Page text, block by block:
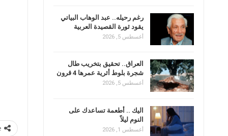
رغم رحيله.. عبد الوهاب البياتي
يقود ثورة القصيدة العربية
أغسطس 5, 2026
العراق.. تحقيق بتخريب طال
شجرة بلوط أثرية عمرها 4 قرون
أغسطس 5, 2026
اليك .. أطعمة تساعدك على
النوم ليلاً
أغسطس 1, 2026